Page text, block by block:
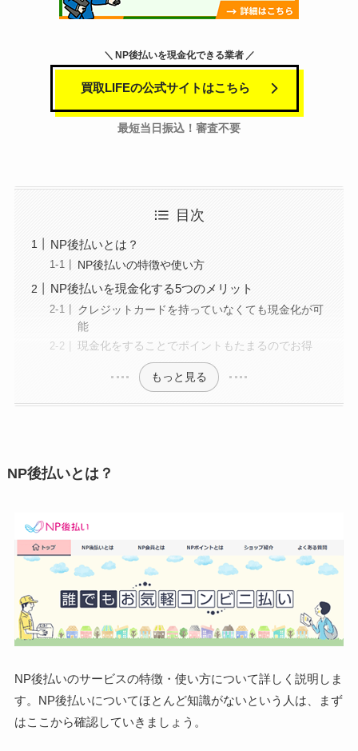
NP後払いを現金化できる業者
買取LIFEの公式サイトはこちら
最短当日振込！審査不要
目次
NP後払いとは？
NP後払いの特徴や使い方
NP後払いを現金化する5つのメリット
クレジットカードを持っていなくても現金化が可
能
現金化をすることでポイントもたまるのでお得
もっと見る
NP後払いとは？
NP後払いのサービスの特徴・使い方について詳しく説明しま
す。NP後払いについてほとんど知識がないという人は、まず
はここから確認していきましょう。